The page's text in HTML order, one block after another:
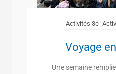
Activités 3e
Voyage
Une semaine